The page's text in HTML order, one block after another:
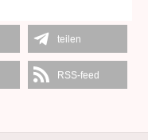
teilen
RSS-feed